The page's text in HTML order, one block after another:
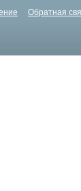
Обратная